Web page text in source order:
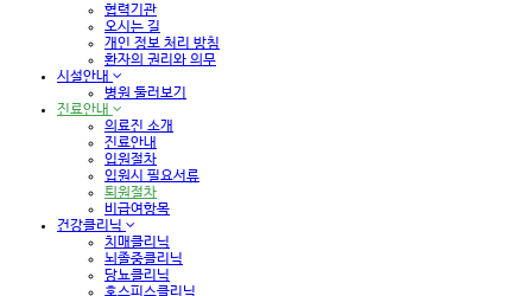
협력기관
오시는 길
개인 정보 처리 방침
환자의 권리와 의무
시설안내
병원 둘러보기
진료안내
의료진 소개
진료안내
입원절차
입원시 필요서류
퇴원절차
비급여항목
건강클리닉
치매클리닉
뇌졸중클리닉
당뇨클리닉
호스피스클리닉